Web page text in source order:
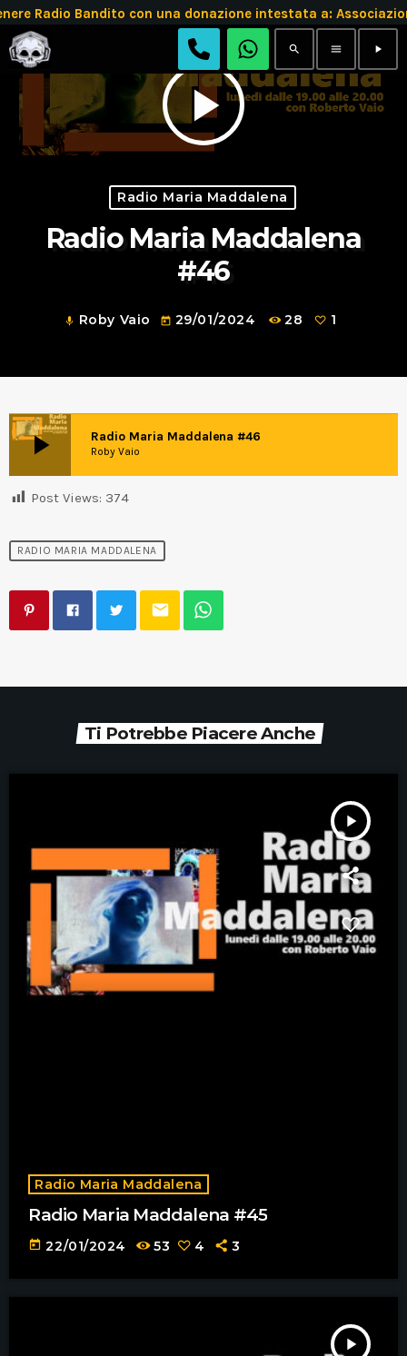
Bandito con una donazione intestata a: Associazione
search menu play_arrow
play_arrow
Radio Maria Maddalena
Radio Maria Maddalena
#46
mic Roby Vaio today 29/01/2024 28 1
play_arrow Radio Maria Maddalena #46
Roby Vaio
Post Views: 374
RADIO MARIA MADDALENA
email
Ti Potrebbe Piacere Anche
play_arrow
Radio Maria Maddalena
Radio Maria Maddalena #45
today 22/01/2024 53 4 3
play_arrow